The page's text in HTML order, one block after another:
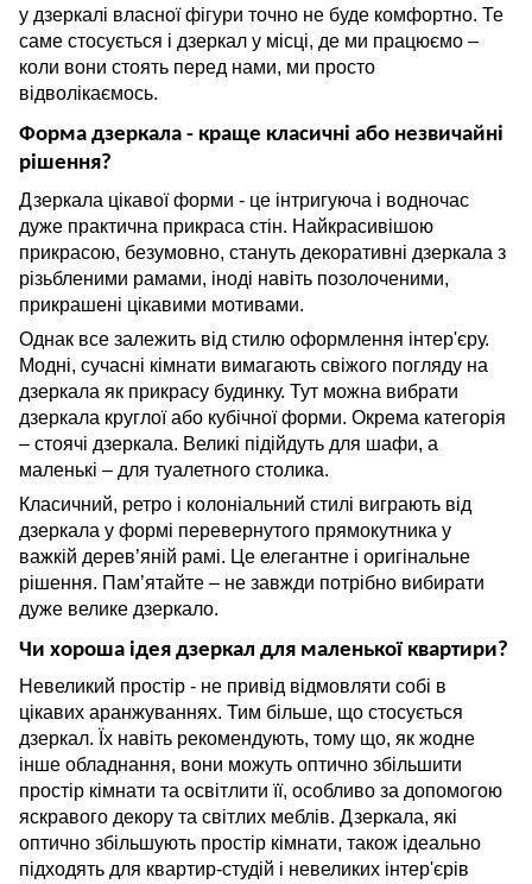
у дзеркалі власної фігури точно не буде комфортно. Те
саме стосується і дзеркал у місці, де ми працюємо –
коли вони стоять перед нами, ми просто
відволікаємось.
Форма дзеркала - краще класичні або незвичайні
рішення?
Дзеркала цікавої форми - це інтригуюча і водночас
дуже практична прикраса стін. Найкрасивішою
прикрасою, безумовно, стануть декоративні дзеркала з
різьбленими рамами, іноді навіть позолоченими,
прикрашені цікавими мотивами.
Однак все залежить від стилю оформлення інтер'єру.
Модні, сучасні кімнати вимагають свіжого погляду на
дзеркала як прикрасу будинку. Тут можна вибрати
дзеркала круглої або кубічної форми. Окрема категорія
– стоячі дзеркала. Великі підійдуть для шафи, а
маленькі – для туалетного столика.
Класичний, ретро і колоніальний стилі виграють від
дзеркала у формі перевернутого прямокутника у
важкій дерев’яній рамі. Це елегантне і оригінальне
рішення. Пам’ятайте – не завжди потрібно вибирати
дуже велике дзеркало.
Чи хороша ідея дзеркал для маленької квартири?
Невеликий простір - не привід відмовляти собі в
цікавих аранжуваннях. Тим більше, що стосується
дзеркал. Їх навіть рекомендують, тому що, як жодне
інше обладнання, вони можуть оптично збільшити
простір кімнати та освітлити її, особливо за допомогою
яскравого декору та світлих меблів. Дзеркала, які
оптично збільшують простір кімнати, також ідеально
підходять для квартир-студій і невеликих інтер'єрів